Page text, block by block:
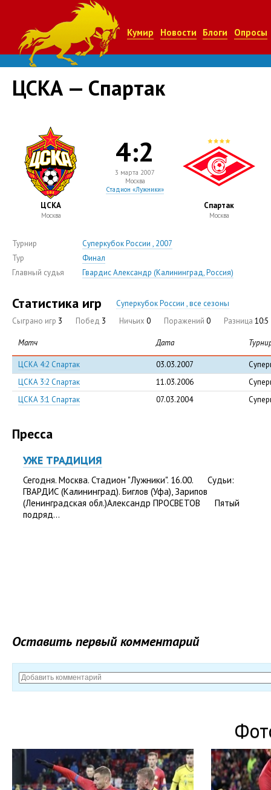
Кумир Новости Блоги Опросы
ЦСКА — Спартак
ЦСКА
Москва
4:2
3 марта 2007
Москва
Стадион «Лужники»
Спартак
Москва
Турнир
Суперкубок России , 2007
Тур
Финал
Главный судья
Гвардис Александр (Калининград, Россия)
Статистика игр
Суперкубок России , все сезоны
Сыграно игр 3 Побед 3 Ничьих 0 Поражений 0 Разница 10:5
Матч Дата
ЦСКА 4:2 Спартак 03.03.2007
ЦСКА 3:2 Спартак
11.03.2006
ЦСКА 3:1 Спартак
07.03.2004
Пресса
УЖЕ ТРАДИЦИЯ
Сегодня. Москва. Стадион "Лужники". 16.00. Судьи:
ГВАРДИС (Калининград). Биглов (Уфа), Зарипов
(Ленинградская обл.)Александр ПРОСВЕТОВ Пятый
подряд...
Оставить первый комментарий